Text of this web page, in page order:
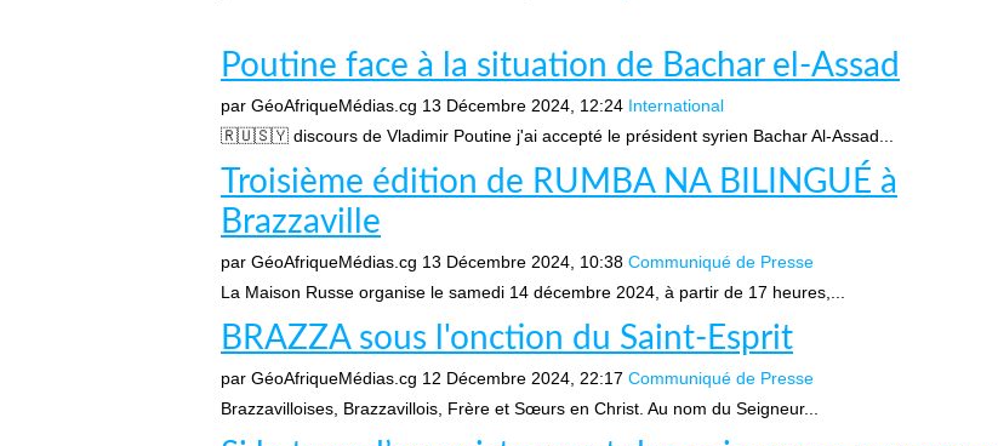
Poutine face à la situation de Bachar el-Assad
par GéoAfriqueMédias.cg 13 Décembre 2024, 12:24 International
🇷🇺🇸🇾 discours de Vladimir Poutine j'ai accepté le président syrien Bachar Al-Assad...
Troisième édition de RUMBA NA BILINGUÉ à
Brazzaville
par GéoAfriqueMédias.cg 13 Décembre 2024, 10:38 Communiqué de Presse
La Maison Russe organise le samedi 14 décembre 2024, à partir de 17 heures,...
BRAZZA sous l'onction du Saint-Esprit
par GéoAfriqueMédias.cg 12 Décembre 2024, 22:17 Communiqué de Presse
Brazzavilloises, Brazzavillois, Frère et Sœurs en Christ. Au nom du Seigneur...